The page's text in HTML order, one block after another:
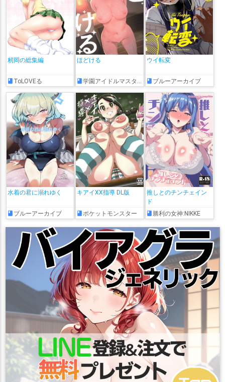
籾岡の総集編
ToLOVEる
ほどける
学園アイドルマスター
ウイ転変
ブルーアーカイブ
水着の君に溺れゆく
ブルーアーカイブ
キアイXX指導 DL版
ポケットモンスター
推しとのチンチェイン
ド
勝利の女神:NIKKE